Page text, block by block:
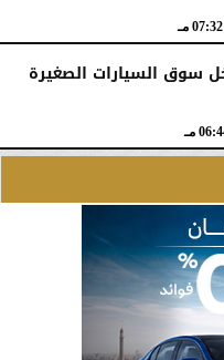
07:32 مـ
سوق السيارات الصغيرة
مـ